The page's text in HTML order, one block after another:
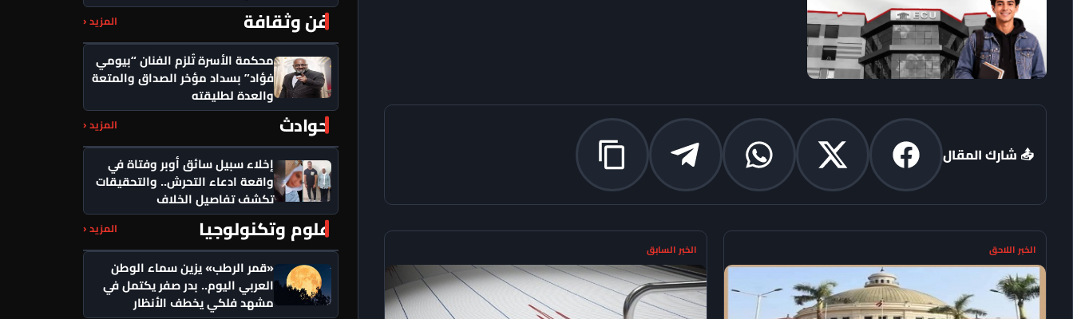
📤 شارك المقال
الخبر اللاحق الخبر السابق
فن وثقافة المزيد ‹
محكمة الأسرة تُلزم الفنان “بيومي
فؤاد” بسداد مؤخر الصداق والمتعة
والعدة لطليقته
حوادث المزيد ‹
إخلاء سبيل سائق أوبر وفتاة في
واقعة ادعاء التحرش.. والتحقيقات
تكشف تفاصيل الخلاف
علوم وتكنولوجيا المزيد ‹
«قمر الرطب» يزين سماء الوطن
العربي اليوم.. بدر صفر يكتمل في
مشهد فلكي يخطف الأنظار